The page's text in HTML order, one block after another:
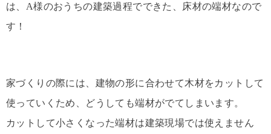
は、A様のおうちの建築過程でできた、床材の端材なので
す！
家づくりの際には、建物の形に合わせて木材をカットして
使っていくため、どうしても端材がでてしまいます。
カットして小さくなった端材は建築現場では使えません